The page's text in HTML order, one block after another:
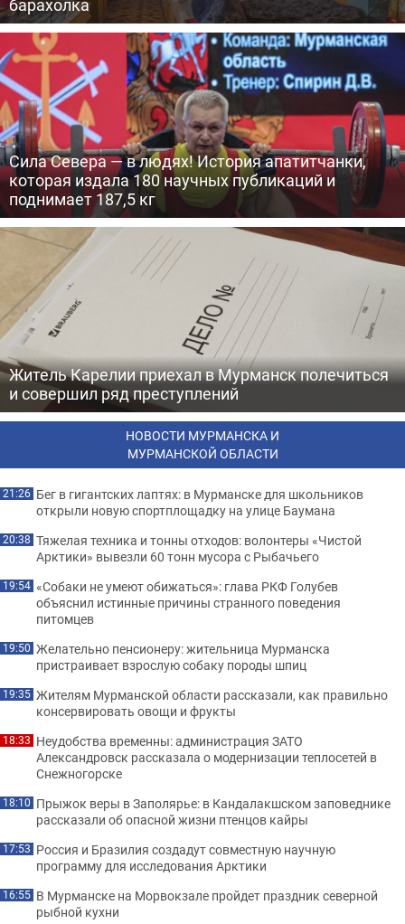
барахолка
Сила Севера — в людях! История апатитчанки,
которая издала 180 научных публикаций и
поднимает 187,5 кг
Житель Карелии приехал в Мурманск полечиться
и совершил ряд преступлений
НОВОСТИ МУРМАНСКА И
МУРМАНСКОЙ ОБЛАСТИ
21:26 Бег в гигантских лаптях: в Мурманске для школьников
открыли новую спортплощадку на улице Баумана
20:38 Тяжелая техника и тонны отходов: волонтеры «Чистой
Арктики» вывезли 60 тонн мусора с Рыбачьего
19:54 «Собаки не умеют обижаться»: глава РКФ Голубев
объяснил истинные причины странного поведения
питомцев
19:50 Желательно пенсионеру: жительница Мурманска
пристраивает взрослую собаку породы шпиц
19:35 Жителям Мурманской области рассказали, как правильно
консервировать овощи и фрукты
18:33 Неудобства временны: администрация ЗАТО
Александровск рассказала о модернизации теплосетей в
Снежногорске
18:10 Прыжок веры в Заполярье: в Кандалакшском заповеднике
рассказали об опасной жизни птенцов кайры
17:53 Россия и Бразилия создадут совместную научную
программу для исследования Арктики
16:55 В Мурманске на Морвокзале пройдет праздник северной
рыбной кухни